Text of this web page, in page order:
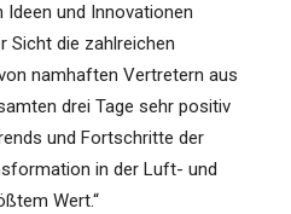
Ideen und Innovationen
Sicht die zahlreichen
namhaften Vertretern aus
drei Tage sehr positiv
und Fortschritte der
in der Luft- und
Wert.“